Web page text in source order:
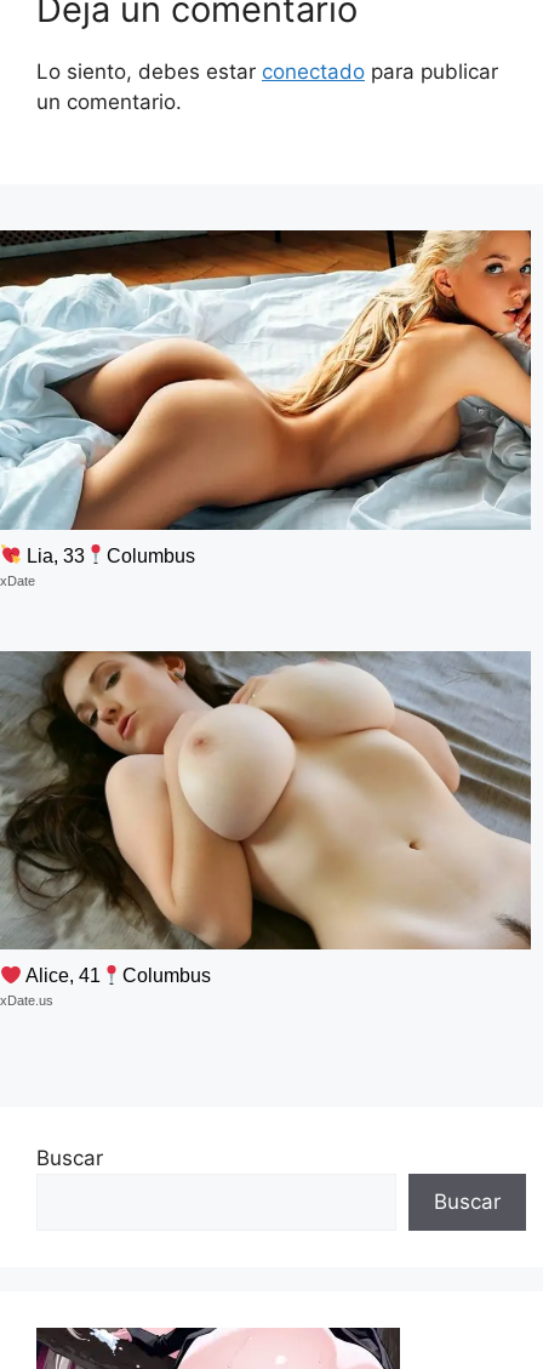
Deja un comentario
Lo siento, debes estar conectado para publicar
un comentario.
Lia, 33 Columbus
xDate
Alice, 41 Columbus
xDate.us
Buscar
Buscar